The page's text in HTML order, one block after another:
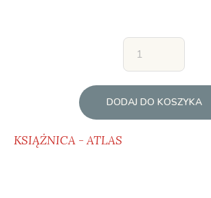
DODAJ DO KOSZYKA
KSIĄŻNICA - ATLAS